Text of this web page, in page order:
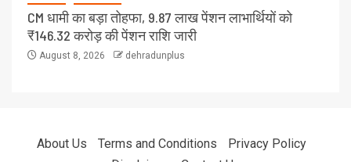
CM धामी का बड़ा तोहफा, 9.87 लाख पेंशन लाभार्थियों को
₹146.32 करोड़ की पेंशन राशि जारी
August 8, 2026 dehradunplus
About Us Terms and Conditions
Privacy Policy